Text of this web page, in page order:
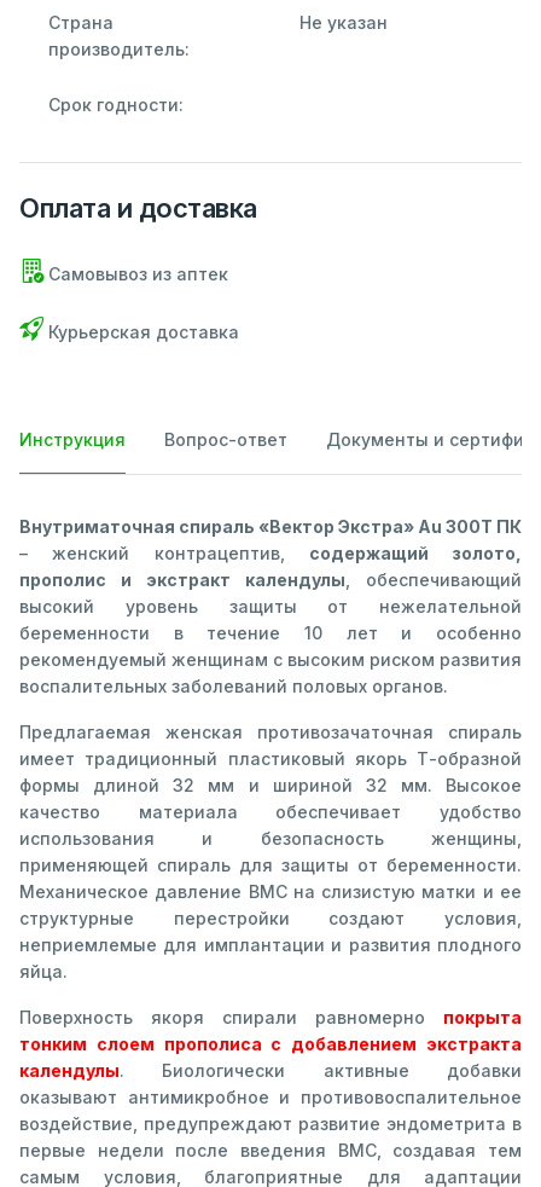
Страна
производитель:
Не указан
Срок годности:
Оплата и доставка
Самовывоз из аптек
Курьерская доставка
Инструкция Вопрос-ответ Документы и
Внутриматочная спираль «Вектор Экстра» Au 300Т ПК
– женский контрацептив, содержащий золото,
прополис и экстракт календулы , обеспечивающий
высокий уровень защиты от нежелательной
беременности в течение 10 лет и особенно
рекомендуемый женщинам с высоким риском развития
воспалительных заболеваний половых органов.
Предлагаемая женская противозачаточная спираль
имеет традиционный пластиковый якорь Т-образной
формы длиной 32 мм и шириной 32 мм. Высокое
качество материала обеспечивает удобство
использования и безопасность женщины,
применяющей спираль для защиты от беременности.
Механическое давление ВМС на слизистую матки и ее
структурные перестройки создают условия,
неприемлемые для имплантации и развития плодного
яйца.
Поверхность якоря спирали равномерно покрыта
тонким слоем прополиса с добавлением экстракта
календулы. Биологически активные добавки
оказывают антимикробное и противовоспалительное
воздействие, предупреждают развитие эндометрита в
первые недели после введения ВМС, создавая тем
самым условия, благоприятные для адаптации